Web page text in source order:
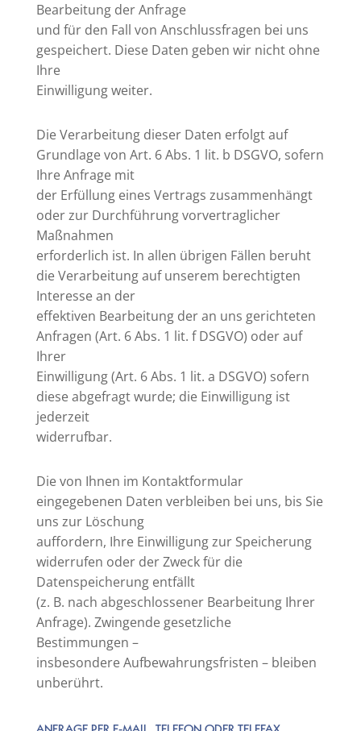
Bearbeitung der Anfrage
und für den Fall von Anschlussfragen bei uns
gespeichert. Diese Daten geben wir nicht ohne
Ihre
Einwilligung weiter.
Die Verarbeitung dieser Daten erfolgt auf
Grundlage von Art. 6 Abs. 1 lit. b DSGVO, sofern
Ihre Anfrage mit
der Erfüllung eines Vertrags zusammenhängt
oder zur Durchführung vorvertraglicher
Maßnahmen
erforderlich ist. In allen übrigen Fällen beruht
die Verarbeitung auf unserem berechtigten
Interesse an der
effektiven Bearbeitung der an uns gerichteten
Anfragen (Art. 6 Abs. 1 lit. f DSGVO) oder auf
Ihrer
Einwilligung (Art. 6 Abs. 1 lit. a DSGVO) sofern
diese abgefragt wurde; die Einwilligung ist
jederzeit
widerrufbar.
Die von Ihnen im Kontaktformular
eingegebenen Daten verbleiben bei uns, bis Sie
uns zur Löschung
auffordern, Ihre Einwilligung zur Speicherung
widerrufen oder der Zweck für die
Datenspeicherung entfällt
(z. B. nach abgeschlossener Bearbeitung Ihrer
Anfrage). Zwingende gesetzliche
Bestimmungen –
insbesondere Aufbewahrungsfristen – bleiben
unberührt.